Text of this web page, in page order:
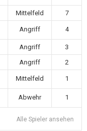
Mittelfeld 7
Angriff 4
Angriff
3
Angriff 2
Mittelfeld 1
Abwehr 1
Alle Spieler ansehen